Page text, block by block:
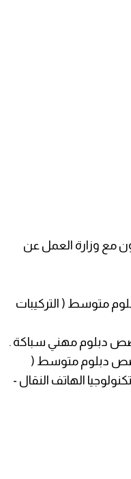
مع وزارة العمل عن
متوسط ( التركيبات
دبلوم متوسط (
الهاتف النقال -